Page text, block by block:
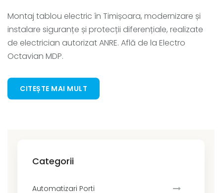
Montaj tablou electric în Timișoara, modernizare și
instalare siguranțe și protecții diferențiale, realizate
de electrician autorizat ANRE. Află de la Electro
Octavian MDP.
CITEȘTE MAI MULT
Categorii
Automatizari Porti